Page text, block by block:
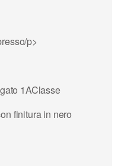
p>
1AClasse
finitura in nero